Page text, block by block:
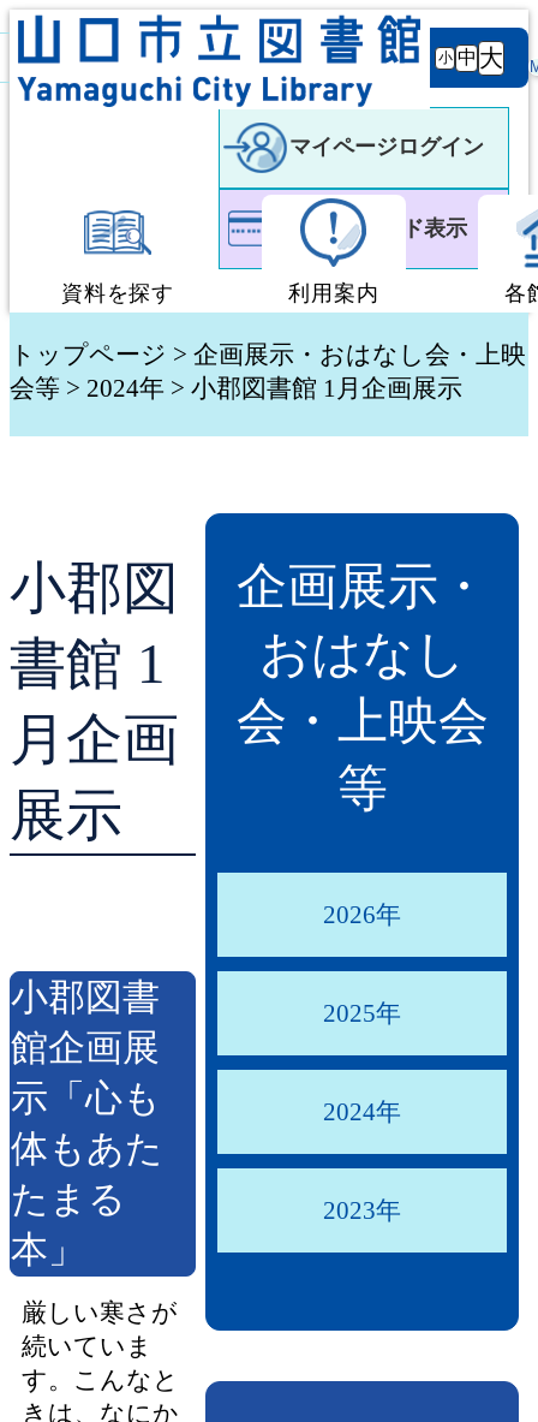
背景
白 黒
文字サ
イズ
小 中 大
マイページログイン
利用者カード表示
資料を探す
蔵書検索・予約
貸出ランキング
予約ランキング
利用案内
図書館利用案内
学校図書館支援サー
ブックスタート体験
レファレンスサービ
好きなおはなしの絵
各
トップページ > 企画展示・おはなし会・上映
会等 > 2024年 > 小郡図書館 1月企画展示
小郡図
書館 1
月企画
展示
小郡図書
館企画展
示「心も
体もあた
たまる
本」
厳しい寒さが
続いていま
す。こんなと
きは、なにか
企画展示・
おはなし
会・上映会
等
2026年
2025年
2024年
2023年